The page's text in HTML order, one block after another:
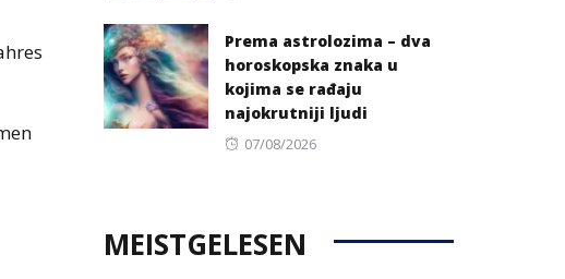
Prema astrolozima – dva
horoskopska znaka u
kojima se rađaju
najokrutniji ljudi
Posted
07/08/2026
MEISTGELESEN